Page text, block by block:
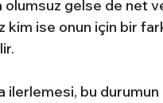
gelse de net
ise onun için bir
ilerlemesi, bu durumun